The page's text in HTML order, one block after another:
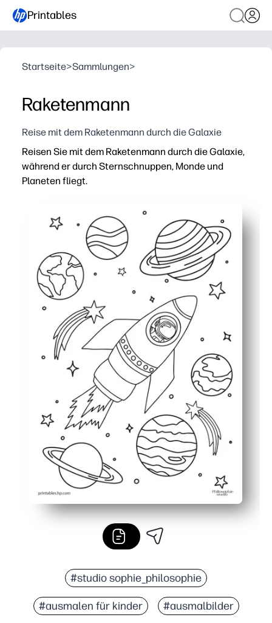
Printables
Startseite>Sammlungen>
Raketenmann
Reise mit dem Raketenmann durch die Galaxie
Reisen Sie mit dem Raketenmann durch die Galaxie,
während er durch Sternschnuppen, Monde und
Planeten fliegt.
Keine Vorbereitung — einfach ausdrucken und Ihrem
Dicke Konturen und einfache Formen sorgen für
Das Thema Weltraum regt Fantasie,
Perfekt für zu Hause, im Klassenzimmer oder
#studio sophie_philosophie
#ausmalen für kinder #ausmalbilder